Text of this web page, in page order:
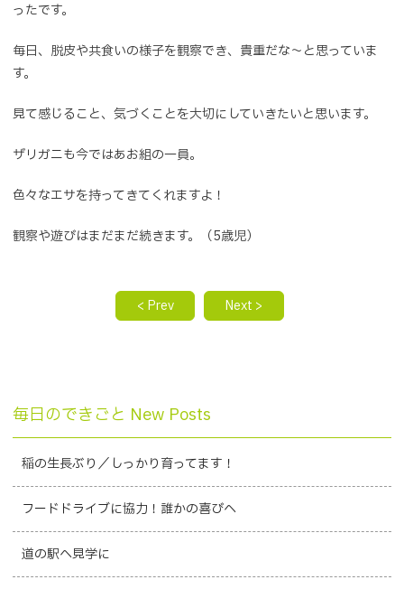
ったです。
毎日、脱皮や共食いの様子を観察でき、貴重だな～と思っていま
す。
見て感じること、気づくことを大切にしていきたいと思います。
ザリガニも今ではあお組の一員。
色々なエサを持ってきてくれますよ！
観察や遊びはまだまだ続きます。（5歳児）
< Prev Next >
毎日のできごと New Posts
稲の生長ぶり／しっかり育ってます！
フードドライブに協力！誰かの喜びへ
道の駅へ見学に